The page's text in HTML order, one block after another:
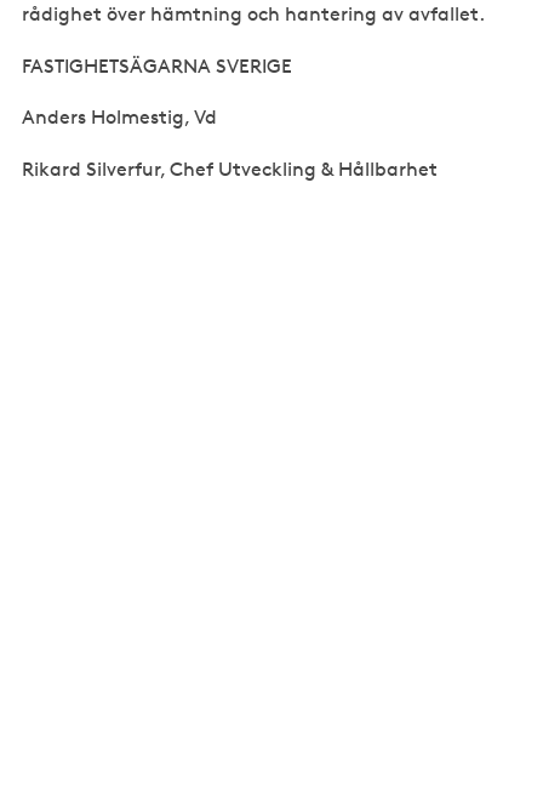
rådighet över hämtning och hantering av avfallet.
FASTIGHETSÄGARNA SVERIGE
Anders Holmestig, Vd
Rikard Silverfur, Chef Utveckling & Hållbarhet